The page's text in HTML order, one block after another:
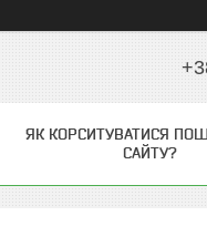
ЯК КОРСИТУВАТИСЯ
САЙТУ?